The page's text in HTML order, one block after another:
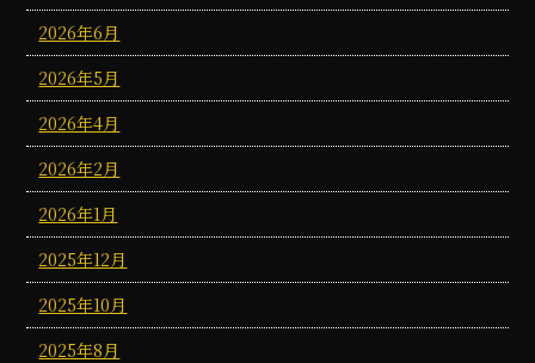
2026年6月
2026年5月
2026年4月
2026年2月
2026年1月
2025年12月
2025年10月
2025年8月